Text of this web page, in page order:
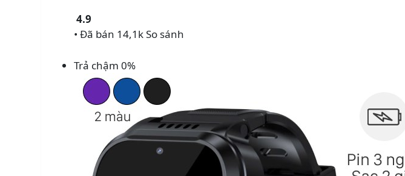
4.9
• Đã bán 14,1kSo sánh
Trả chậm 0%